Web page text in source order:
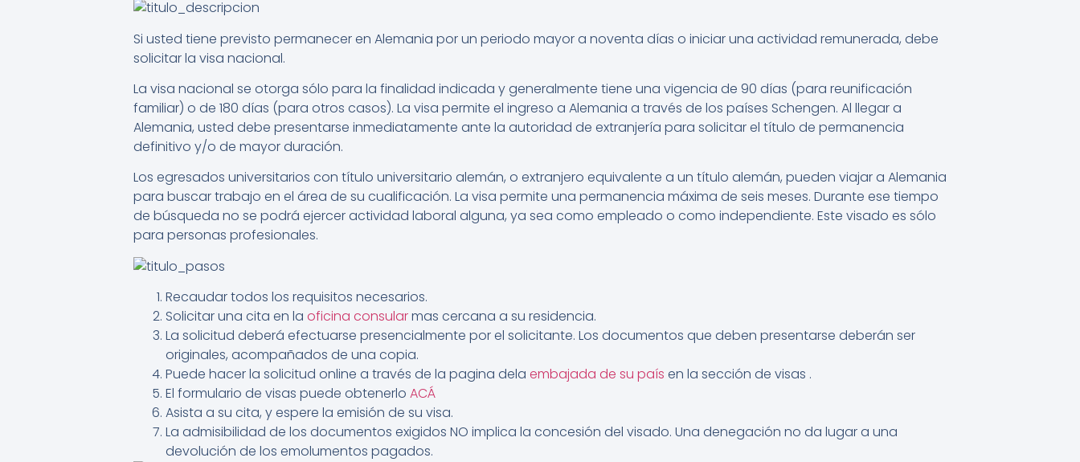
Si usted tiene previsto permanecer en Alemania por un periodo mayor a noventa días o iniciar una actividad remunerada, debe
solicitar la visa nacional.
La visa nacional se otorga sólo para la finalidad indicada y generalmente tiene una vigencia de 90 días (para reunificación
familiar) o de 180 días (para otros casos). La visa permite el ingreso a Alemania a través de los países Schengen. Al llegar a
Alemania, usted debe presentarse inmediatamente ante la autoridad de extranjería para solicitar el título de permanencia
definitivo y/o de mayor duración.
Los egresados universitarios con título universitario alemán, o extranjero equivalente a un título alemán, pueden viajar a Alemania
para buscar trabajo en el área de su cualificación. La visa permite una permanencia máxima de seis meses. Durante ese tiempo
de búsqueda no se podrá ejercer actividad laboral alguna, ya sea como empleado o como independiente. Este visado es sólo
para personas profesionales.
Recaudar todos los requisitos necesarios.
Solicitar una cita en la oficina consularmas cercana a su residencia.
La solicitud deberá efectuarse presencialmente por el solicitante. Los documentos que deben presentarse deberán ser
originales, acompañados de una copia.
Puede hacer la solicitud online a través de la pagina dela embajada de su país en la sección de visas .
El formulario de visas puede obtenerlo ACÁ
Asista a su cita, y espere la emisión de su visa.
La admisibilidad de los documentos exigidos NO implica la concesión del visado. Una denegación no da lugar a una
devolución de los emolumentos pagados.